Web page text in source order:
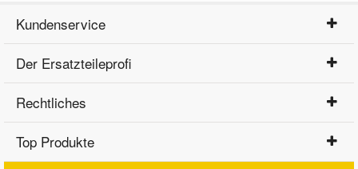
Kundenservice
Der Ersatzteileprofi
Rechtliches
Top Produkte